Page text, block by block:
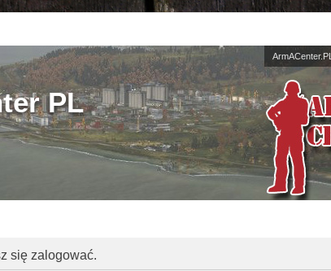
ArmACenter.PL
PL
się zalogować.